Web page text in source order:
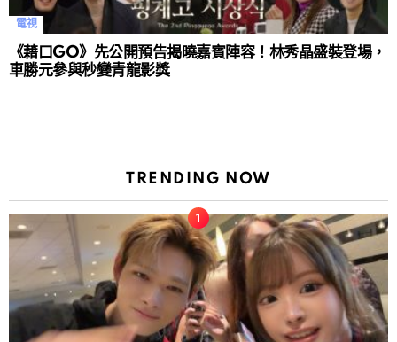
電視
《藉口GO》先公開預告揭曉嘉賓陣容！林秀晶盛裝登場，
車勝元參與秒變青龍影獎
TRENDING NOW